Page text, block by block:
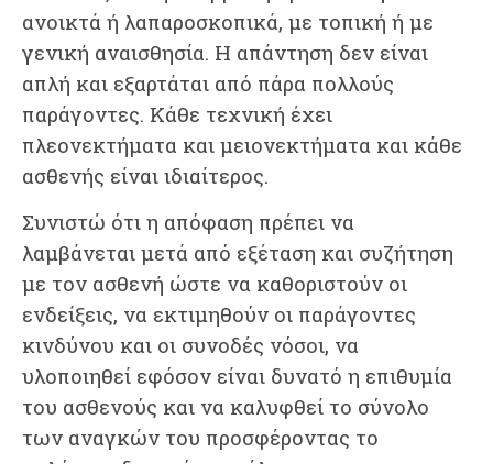
ανοικτά ή λαπαροσκοπικά, με τοπική ή με
γενική αναισθησία. Η απάντηση δεν είναι
απλή και εξαρτάται από πάρα πολλούς
παράγοντες. Κάθε τεχνική έχει
πλεονεκτήματα και μειονεκτήματα και κάθε
ασθενής είναι ιδιαίτερος.
Συνιστώ ότι η απόφαση πρέπει να
λαμβάνεται μετά από εξέταση και συζήτηση
με τον ασθενή ώστε να καθοριστούν οι
ενδείξεις, να εκτιμηθούν οι παράγοντες
κινδύνου και οι συνοδές νόσοι, να
υλοποιηθεί εφόσον είναι δυνατό η επιθυμία
του ασθενούς και να καλυφθεί το σύνολο
των αναγκών του προσφέροντας το